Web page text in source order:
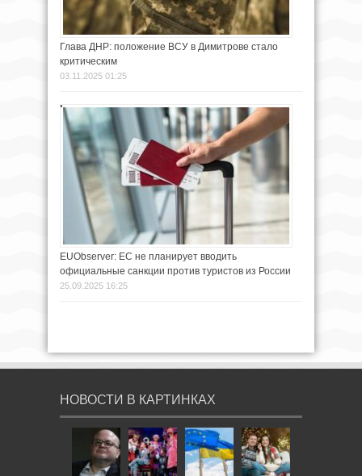
Глава ДНР: положение ВСУ в Димитрове стало
критическим
03.11.2025 01:25
EUObserver: ЕС не планирует вводить
официальные санкции против туристов из России
25.09.2025 16:25
НОВОСТИ В КАРТИНКАХ